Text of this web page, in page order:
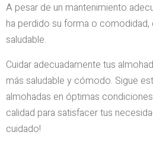
A pesar de un mantenimiento
ha perdido su forma o
saludable.
Cuidar adecuadamente tus
más saludable y cómodo. Sigue
almohadas en óptimas
calidad para satisfacer tus
cuidado!